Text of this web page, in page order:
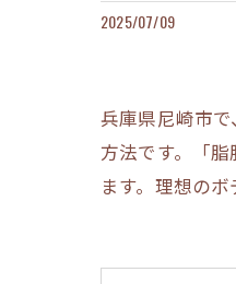
2025/07/09
兵庫県尼崎市
方法です。「
ます。理想の